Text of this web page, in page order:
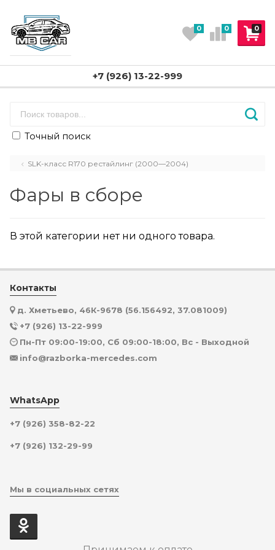
0
0 0
+7 (926) 13-22-999
Точный поиск
SLK-класс R170 рестайлинг (2000—2004)
Фары в сборе
В этой категории нет ни одного товара.
Контакты
д. Хметьево, 46К-9678 (56.156492, 37.081009)
+7 (926) 13-22-999
Пн-Пт 09:00-19:00, Сб 09:00-18:00, Вс - Выходной
info@razborka-mercedes.com
WhatsApp
+7 (926) 358-82-22
+7 (926) 132-29-99
Мы в социальных сетях